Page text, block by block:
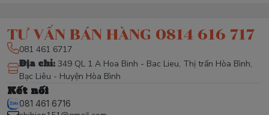
TƯ VẤN BÁN HÀNG 0814 616 717
081 461 6717
Địa chỉ: 349 QL 1 A Hoa Binh - Bac Lieu, Thị trấn Hòa Bình,
Bạc Liêu - Huyện Hòa Bình
Kết nối
081 461 6716